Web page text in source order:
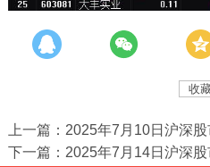
收
上一篇：2025年7月10日沪深
下一篇：2025年7月14日沪深